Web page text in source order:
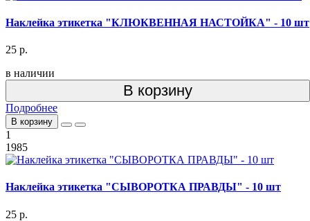
Наклейка этикетка "КЛЮКВЕННАЯ НАСТОЙКА" - 10 шт
25 р.
в наличии
В корзину
Подробнее
В корзину
1
1985
Наклейка этикетка "СЫВОРОТКА ПРАВДЫ" - 10 шт
25 р.